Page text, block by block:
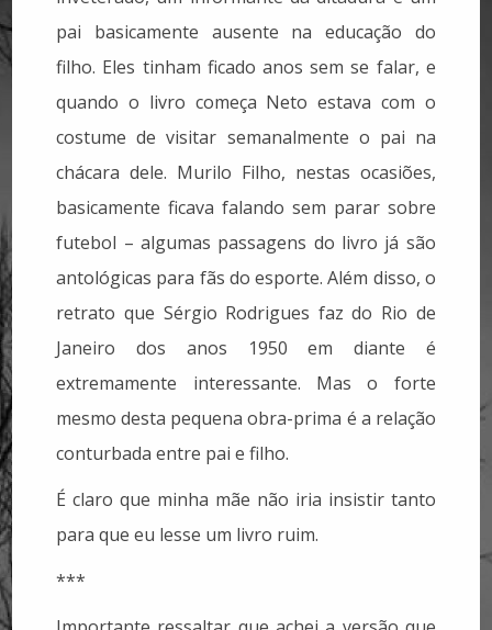
pai basicamente ausente na educação do
filho. Eles tinham ficado anos sem se falar, e
quando o livro começa Neto estava com o
costume de visitar semanalmente o pai na
chácara dele. Murilo Filho, nestas ocasiões,
basicamente ficava falando sem parar sobre
futebol – algumas passagens do livro já são
antológicas para fãs do esporte. Além disso, o
retrato que Sérgio Rodrigues faz do Rio de
Janeiro dos anos 1950 em diante é
extremamente interessante. Mas o forte
mesmo desta pequena obra-prima é a relação
conturbada entre pai e filho.
É claro que minha mãe não iria insistir tanto
para que eu lesse um livro ruim.
***